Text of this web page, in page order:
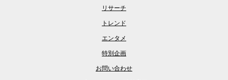
リサーチ
トレンド
エンタメ
特別企画
お問い合わせ